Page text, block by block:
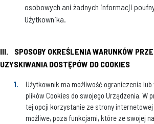
osobowych ani żadnych informacji
Użytkownika.
III. SPOSOBY OKREŚLENIA WARUNKÓW
UZYSKIWANIA DOSTĘPÓW DO COOKIES
Użytkownik ma możliwość ograniczenia
plików Cookies do swojego Urządzenia. W
tej opcji korzystanie ze strony
możliwe, poza funkcjami, które ze swojej